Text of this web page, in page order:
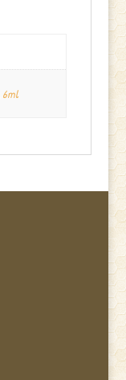
6ml